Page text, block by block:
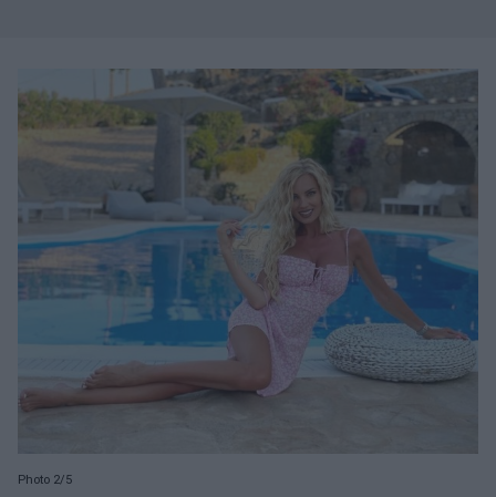
Photo 2/5